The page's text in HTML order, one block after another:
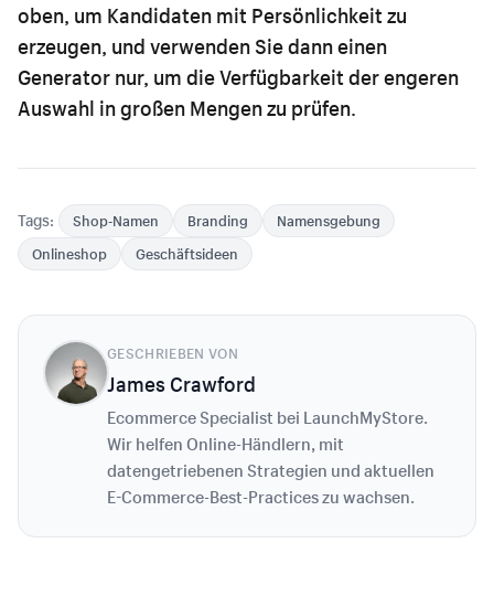
oben, um Kandidaten mit Persönlichkeit zu
erzeugen, und verwenden Sie dann einen
Generator nur, um die Verfügbarkeit der engeren
Auswahl in großen Mengen zu prüfen.
Tags: Shop-Namen Branding
Namensgebung
Onlineshop
Geschäftsideen
GESCHRIEBEN VON
James Crawford
Ecommerce Specialist bei LaunchMyStore.
Wir helfen Online-Händlern, mit
datengetriebenen Strategien und aktuellen
E-Commerce-Best-Practices zu wachsen.